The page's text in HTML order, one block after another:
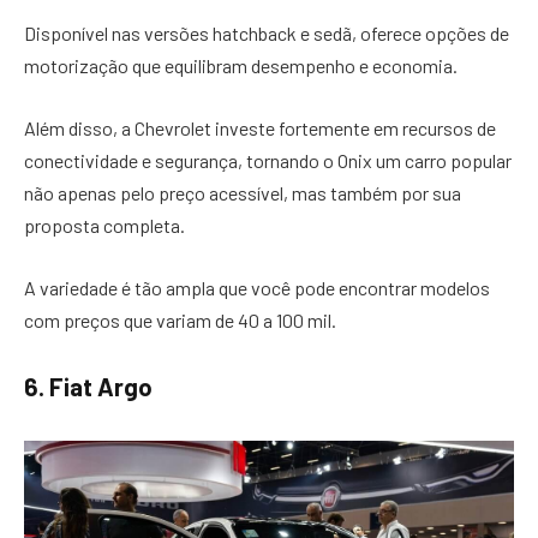
Disponível nas versões hatchback e sedã, oferece opções de
motorização que equilibram desempenho e economia.
Além disso, a Chevrolet investe fortemente em recursos de
conectividade e segurança, tornando o Onix um carro popular
não apenas pelo preço acessível, mas também por sua
proposta completa.
A variedade é tão ampla que você pode encontrar modelos
com preços que variam de 40 a 100 mil.
6. Fiat Argo